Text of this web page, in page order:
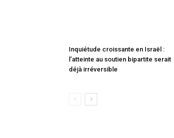
Inquiétude croissante en Israël :
l’atteinte au soutien bipartite serait
déjà irréversible